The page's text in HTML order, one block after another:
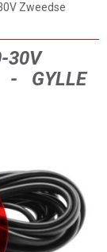
Zweedse
30V
- GYLLE